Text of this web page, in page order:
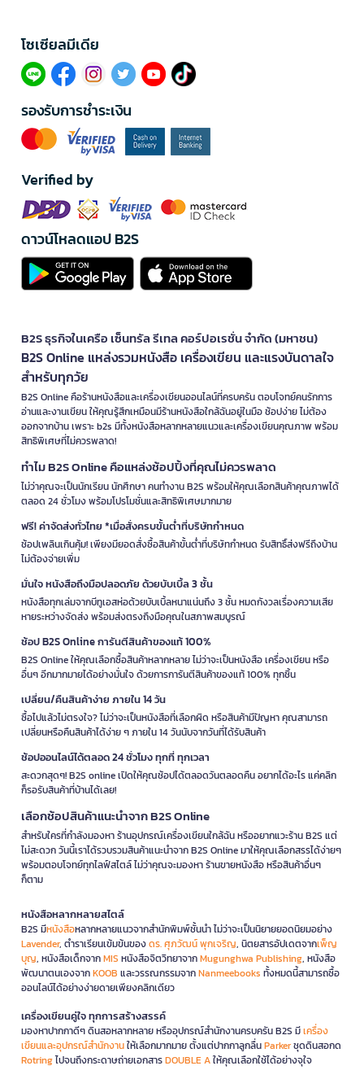
โซเซียลมีเดีย​
รองรับการชำระเงิน
Verified by
ดาวน์โหลดแอป B2S
B2S ธุรกิจในเครือ เซ็นทรัล รีเทล คอร์ปอเรชั่น จำกัด (มหาชน)
B2S Online แหล่งรวมหนังสือ เครื่องเขียน และแรงบันดาลใจ
สำหรับทุกวัย
B2S Online คือร้านหนังสือและเครื่องเขียนออนไลน์ที่ครบครัน ตอบโจทย์คนรักการ
อ่านและงานเขียน ให้คุณรู้สึกเหมือนมีร้านหนังสือใกล้ฉันอยู่ในมือ ช้อปง่าย ไม่ต้อง
ออกจากบ้าน เพราะ b2s มีทั้งหนังสือหลากหลายแนวและเครื่องเขียนคุณภาพ พร้อม
สิทธิพิเศษที่ไม่ควรพลาด!
ทำไม B2S Online คือแหล่งช้อปปิ้งที่คุณไม่ควรพลาด
ไม่ว่าคุณจะเป็นนักเรียน นักศึกษา คนทำงาน B2S พร้อมให้คุณเลือกสินค้าคุณภาพได้
ตลอด 24 ชั่วโมง พร้อมโปรโมชั่นและสิทธิพิเศษมากมาย
ฟรี! ค่าจัดส่งทั่วไทย *เมื่อสั่งครบขั้นต่ำที่บริษัทกำหนด
ช้อปเพลินเกินคุ้ม! เพียงมียอดสั่งซื้อสินค้าขั้นต่ำที่บริษัทกำหนด รับสิทธิ์ส่งฟรีถึงบ้าน
ไม่ต้องจ่ายเพิ่ม
มั่นใจ หนังสือถึงมือปลอดภัย ด้วยบับเบิ้ล 3 ชั้น
หนังสือทุกเล่มจากบีทูเอสห่อด้วยบับเบิ้ลหนาแน่นถึง 3 ชั้น หมดกังวลเรื่องความเสีย
หายระหว่างจัดส่ง พร้อมส่งตรงถึงมือคุณในสภาพสมบูรณ์
ช้อป B2S Online การันตีสินค้าของแท้ 100%
B2S Online ให้คุณเลือกซื้อสินค้าหลากหลาย ไม่ว่าจะเป็นหนังสือ เครื่องเขียน หรือ
อื่นๆ อีกมากมายได้อย่างมั่นใจ ด้วยการการันตีสินค้าของแท้ 100% ทุกชิ้น
เปลี่ยน/คืนสินค้าง่าย ภายใน 14 วัน
ซื้อไปแล้วไม่ตรงใจ? ไม่ว่าจะเป็นหนังสือที่เลือกผิด หรือสินค้ามีปัญหา คุณสามารถ
เปลี่ยนหรือคืนสินค้าได้ง่าย ๆ ภายใน 14 วันนับจากวันที่ได้รับสินค้า
ช้อปออนไลน์ได้ตลอด 24 ชั่วโมง ทุกที่ ทุกเวลา
สะดวกสุดๆ! B2S online เปิดให้คุณช้อปได้ตลอดวันตลอดคืน อยากได้อะไร แค่คลิก
ก็รอรับสินค้าที่บ้านได้เลย!
เลือกช้อปสินค้าแนะนำจาก B2S Online
สำหรับใครที่กำลังมองหา ร้านอุปกรณ์เครื่องเขียนใกล้ฉัน หรืออยากแวะร้าน B2S แต่
ไม่สะดวก วันนี้เราได้รวบรวมสินค้าแนะนำจาก B2S Online มาให้คุณเลือกสรรได้ง่ายๆ
พร้อมตอบโจทย์ทุกไลฟ์สไตล์ ไม่ว่าคุณจะมองหา ร้านขายหนังสือ หรือสินค้าอื่นๆ
ก็ตาม
หนังสือหลากหลายสไตล์
B2S มีหนังสือหลากหลายแนวจากสำนักพิมพ์ชั้นนำ ไม่ว่าจะเป็นนิยายยอดนิยมอย่าง
Lavender, ตำราเรียนเข้มข้นของดร. ศุภวัฒน์ พุกเจริญ, นิตยสารอัปเดตจากเพ็ญ
บุญ, หนังสือเด็กจากMIS หนังสือจิตวิทยาจากMugunghwa Publishing, หนังสือ
พัฒนาตนเองจากKOOB และวรรณกรรมจากNanmeebooks ทั้งหมดนี้สามารถซื้อ
ออนไลน์ได้อย่างง่ายดายเพียงคลิกเดียว
เครื่องเขียนคู่ใจ ทุกการสร้างสรรค์
มองหาปากกาดีๆ ดินสอหลากหลาย หรืออุปกรณ์สำนักงานครบครัน B2S มีเครื่อง
เขียนและอุปกรณ์สำนักงานให้เลือกมากมาย ตั้งแต่ปากกาลูกลื่นParkerชุดดินสอกด
Rotringไปจนถึงกระดาษถ่ายเอกสารDOUBLE Aให้คุณเลือกใช้ได้อย่างจุใจ